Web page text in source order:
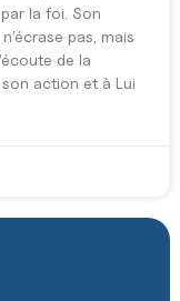
la foi. Son
pas, mais
de la
action et à Lui